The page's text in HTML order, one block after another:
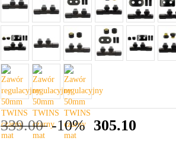
339.00 -10% 305.10